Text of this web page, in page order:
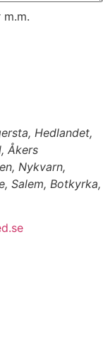
Hedlandet,
Åkers
Nykvarn,
Salem, Botkyrka,